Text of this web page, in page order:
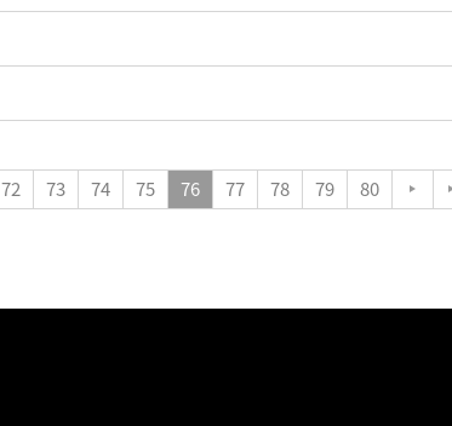
72 73 74 75 76 77 78 79 80